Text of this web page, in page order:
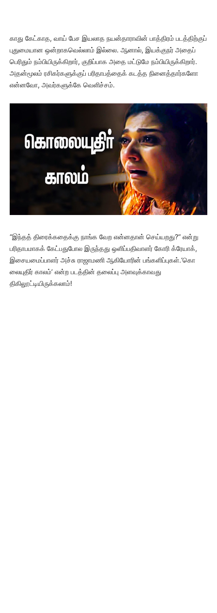
காது கேட்காத, வாய் பேச இயலாத நயன்தாராவின் பாத்திரம் படத்திற்குப்
புதுமையான ஒன்றாகவெல்லாம் இல்லை. ஆனால், இயக்குநர் அதைப்
பெரிதும் நம்பியிருக்கிறார், குறிப்பாக அதை மட்டுமே நம்பியிருக்கிறார்.
அதன்மூலம் ரசிகர்களுக்குப் பரிதாபத்தைக் கடத்த நினைத்தார்களோ
என்னவோ, அவர்களுக்கே வெளிச்சம்.
“இந்தத் திரைக்கதைக்கு நாங்க வேற என்னதான் செய்யறது?” என்று
பரிதாபமாகக் கேட்பதுபோல இருந்தது ஒளிப்பதிவாளர் கோரி க்ரேயாக்,
இசையமைப்பாளர் அச்சு ராஜாமணி ஆகியோரின் பங்களிப்புகள்.‘கொ
லையுதிர் காலம்’ என்ற படத்தின் தலைப்பு அளவுக்காவது
திகிலூட்டியிருக்கலாம்!